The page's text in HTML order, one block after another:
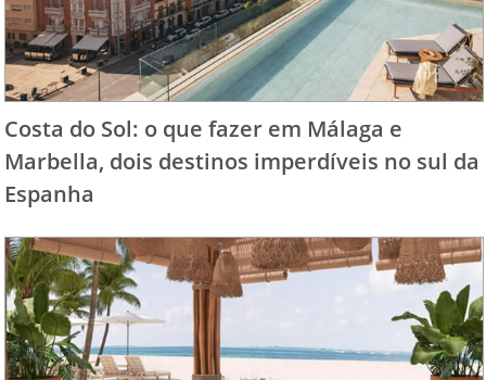
Costa do Sol: o que fazer em Málaga e
Marbella, dois destinos imperdíveis no sul da
Espanha